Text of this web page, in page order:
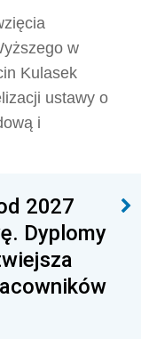
w
Kulasek
ustawy o
i
2027
Dyplomy